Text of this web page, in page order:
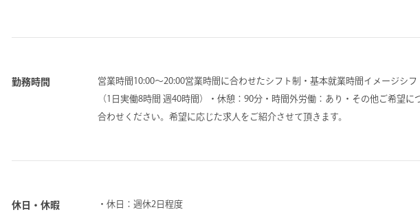
勤務時間
営業時間10:00～20:00営業時間に合わせたシフト制・基本就業時間イメージシ
（1日実働8時間 週40時間）・休憩：90分・時間外労働：あり・その他ご希望に
合わせください。希望に応じた求人をご紹介させて頂きます。
休日・休暇
・休日：週休2日程度